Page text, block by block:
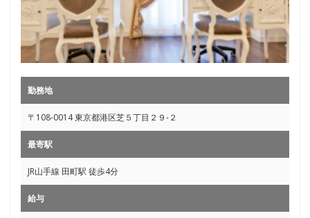
勤務地
〒108-0014 東京都港区芝５丁目２９-２
最寄駅
JR山手線 田町駅 徒歩4分
給与